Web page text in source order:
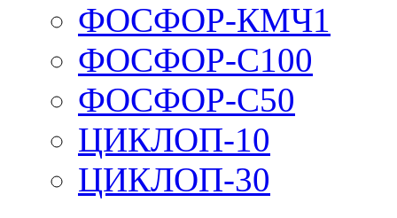
ФОСФОР-КМЧ1
ФОСФОР-С100
ФОСФОР-С50
ЦИКЛОП-10
ЦИКЛОП-30